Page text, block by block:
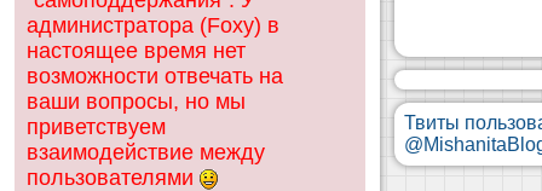
администратора (Foxy) в
настоящее время нет
возможности отвечать на
ваши вопросы, но мы
приветствуем
взаимодействие между
пользователями
Твиты